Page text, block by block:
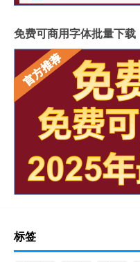
免费可商用字体批量下载
标签